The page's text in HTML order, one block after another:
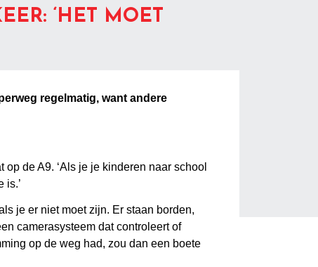
‘HET MOET
regelmatig, want andere
de A9. ‘Als je je kinderen naar school
is.’
je er niet moet zijn. Er staan borden,
camerasysteem dat controleert of
op de weg had, zou dan een boete